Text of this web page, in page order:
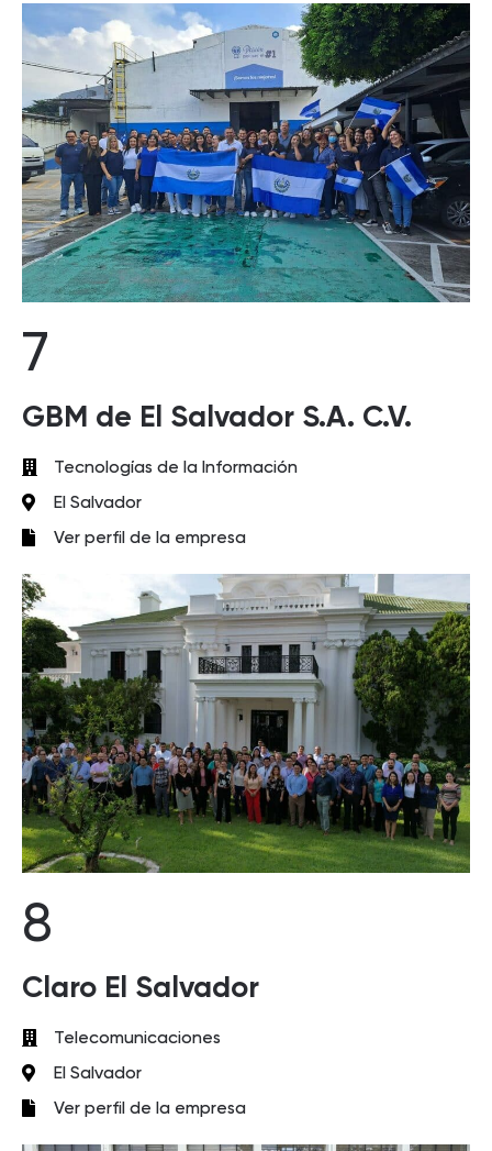
7
GBM de El Salvador S.A. C.V.
Tecnologías de la Información
El Salvador
Ver perfil de la empresa
8
Claro El Salvador
Telecomunicaciones
El Salvador
Ver perfil de la empresa